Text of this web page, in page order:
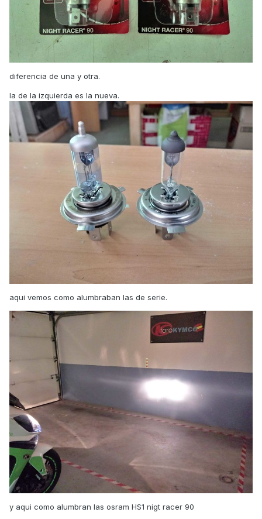
diferencia de una y otra.
la de la izquierda es la nueva.
aqui vemos como alumbraban las de serie.
y aqui como alumbran las osram HS1 nigt racer 90